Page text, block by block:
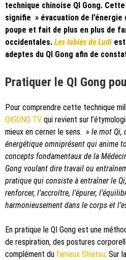
technique chinoise QI Gong.
signifie » évacuation de l’énergie
poupe et fait de plus en plus de
occidentales. Les lubies de Ludi
adeptes du QI Gong afin de
Pratiquer le QI Gong
Pour comprendre cette technique
QIGONG TV qui revient sur
mieux en cerner le sens. » le mot Qi,
énergétique omniprésent qui anime
concepts fondamentaux de la
Gong voulant dire travail ou
pratique qui consiste à entraîner le
renforcer, l’accroître, l’épurer,
harmonieusement dans le corps et
En pratique le QI Gong est une
de respiration, des postures
complément du fameux Shiatsu. Sur